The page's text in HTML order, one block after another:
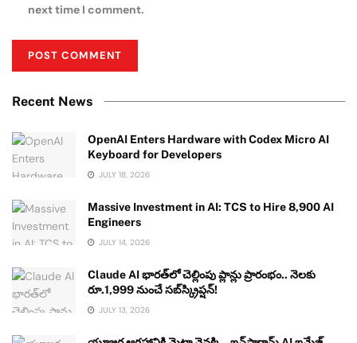
next time I comment.
Recent News
OpenAI Enters Hardware with Codex Micro AI
Keyboard for Developers
JULY 18, 2026
Massive Investment in AI: TCS to Hire 8,900 AI
Engineers
JULY 14, 2026
Claude AI భారత్‌లో చెల్లింపు ప్లాన్లు ప్రారంభం.. నెలకు
రూ.1,999 నుంచే సబ్‌స్క్రిప్షన్!
JULY 13, 2026